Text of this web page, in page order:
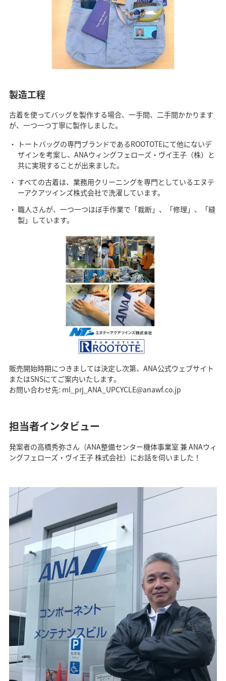
製造工程
古着を使ってバッグを製作する場合、一手間、二手間かかります
が、一つ一つ丁寧に製作しました。
トートバッグの専門ブランドであるROOTOTEにて他にないデ
ザインを考案し、ANAウィングフェローズ・ヴイ王子（株）と
共に実現することが出来ました。
すべての古着は、業務用クリーニングを専門としているエヌテ
ーアクアツインズ株式会社で洗濯しています。
職人さんが、一つ一つほぼ手作業で「裁断」、「修理」、「縫
製」しています。
販売開始時期につきましては決定し次第、ANA公式ウェブサイト
またはSNSにてご案内いたします。
お問い合わせ先: ml_prj_ANA_UPCYCLE@anawf.co.jp
担当者インタビュー
発案者の高橋秀弥さん（ANA整備センター機体事業室 兼 ANAウィ
ングフェローズ・ヴイ王子 株式会社）にお話を伺いました！